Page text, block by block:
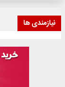
نیازمندی ها